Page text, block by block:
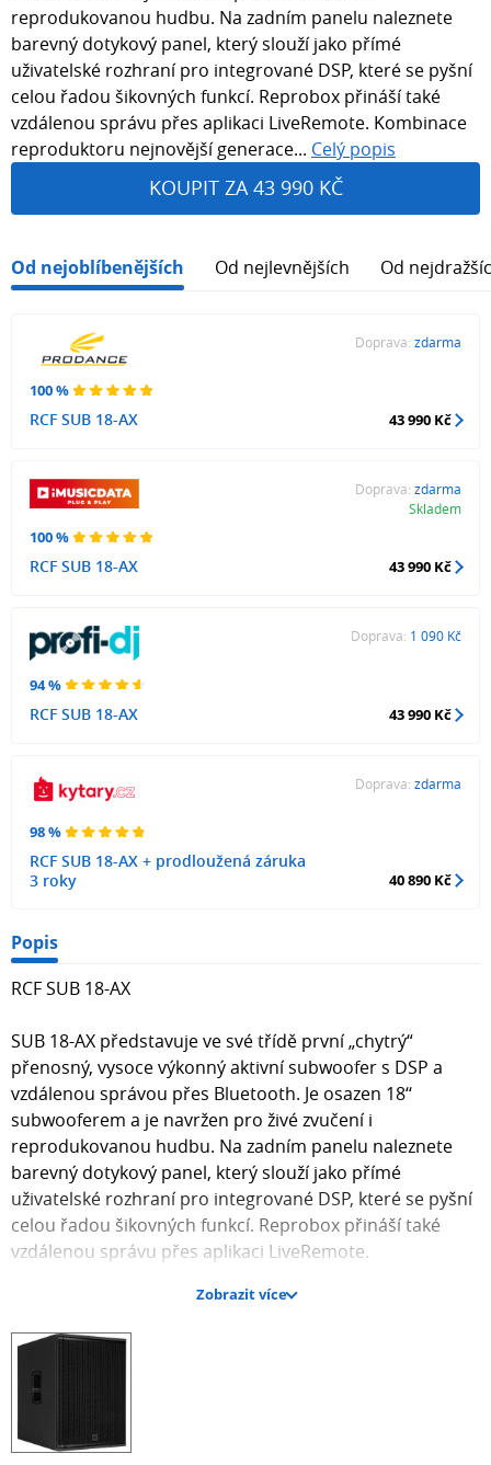
reprodukovanou hudbu. Na zadním panelu naleznete
barevný dotykový panel, který slouží jako přímé
uživatelské rozhraní pro integrované DSP, které se pyšní
celou řadou šikovných funkcí. Reprobox přináší také
vzdálenou správu přes aplikaci LiveRemote. Kombinace
reproduktoru nejnovější generace... Celý popis
KOUPIT ZA 43 990 KČ
Od nejoblíbenějších Od nejlevnějších Od
100 %
RCF SUB 18-AX
Doprava: zdarma
43 990 Kč
100 %
RCF SUB 18-AX
Doprava: zdarma
Skladem
43 990 Kč
94 %
RCF SUB 18-AX
Doprava: 1 090 Kč
43 990 Kč
98 %
RCF SUB 18-AX + prodloužená záruka
3 roky
Doprava: zdarma
40 890 Kč
Popis
RCF SUB 18-AX
SUB 18-AX představuje ve své třídě první „chytrý“
přenosný, vysoce výkonný aktivní subwoofer s DSP a
vzdálenou správou přes Bluetooth. Je osazen 18‘‘
subwooferem a je navržen pro živé zvučení i
reprodukovanou hudbu. Na zadním panelu naleznete
barevný dotykový panel, který slouží jako přímé
uživatelské rozhraní pro integrované DSP, které se pyšní
celou řadou šikovných funkcí. Reprobox přináší také
vzdálenou správu přes aplikaci LiveRemote.
Kombinace reproduktoru nejnovější generace s
výkonným zesilovačem třídy D umožňuje dosáhnout
a rezervou v hlasitosti.
Subwoofery SUB AX jsou navrženy speciálně pro malé a
Zobrazit více